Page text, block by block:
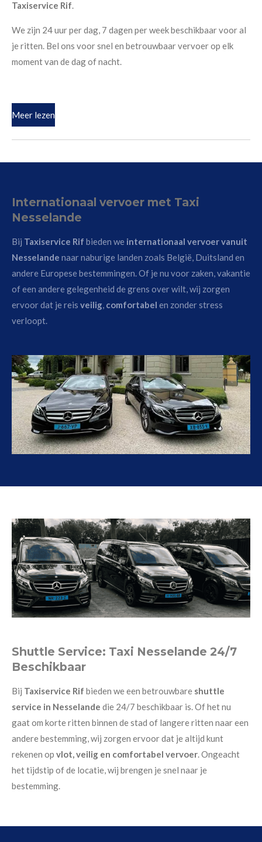
Taxiservice Rif.
We zijn 24 uur per dag, 7 dagen per week beschikbaar voor al
je ritten. Bel ons voor snel en betrouwbaar vervoer op elk
moment van de dag of nacht.
Meer lezen
Internationaal vervoer met Taxi
Nesselande
Bij Taxiservice Rif bieden we internationaal vervoer vanuit
Nesselande naar naburige landen zoals België, Duitsland en
andere Europese bestemmingen. Of je nu voor zaken, vakantie
of een andere gelegenheid de grens over wilt, wij zorgen
ervoor dat je reis veilig, comfortabel en zonder stress
verloopt.
Shuttle Service: Taxi Nesselande 24/7
Beschikbaar
Bij Taxiservice Rif bieden we een betrouwbare shuttle
service in Nesselande die 24/7 beschikbaar is. Of het nu
gaat om korte ritten binnen de stad of langere ritten naar een
andere bestemming, wij zorgen ervoor dat je altijd kunt
rekenen op vlot, veilig en comfortabel vervoer . Ongeacht
het tijdstip of de locatie, wij brengen je snel naar je
bestemming.